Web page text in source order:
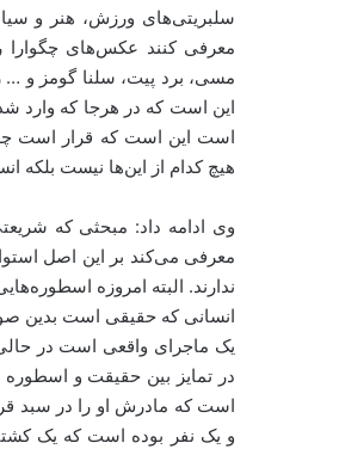
سلبریتی‌های ورزش، هنر و
معرفی کنند عکس‌های چگوارا
مسی، برد پیت، سلنا گومز و
این است که در هرجا که وارد
است این است که قرار است چه
هیچ کدام از این‌ها نیست بلکه
وی ادامه داد: مبحثی که
معرفی می‌کند بر این اصل
ندارند. البته امروزه
انسانی که حقیقی است بدین
یک ماجرای واقعی است در
در تمایز بین حقیقت و اسطوره
است که مادرش او را در سبد
و یک نفر بوده است که یک